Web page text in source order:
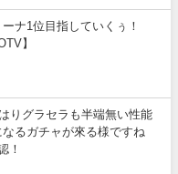
ナ1位目指していくぅ！
】
りグラセラも半端無い性能
るガチャが來る様ですね
！